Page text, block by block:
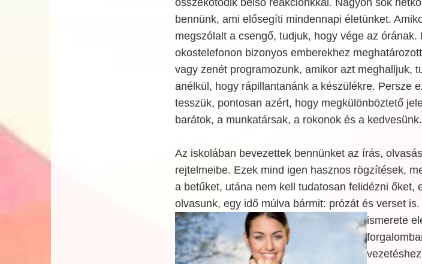
összekötődik belső reakciónkkal. Nagyon sok
bennünk, ami elősegíti mindennapi életünket.
megszólalt a csengő, tudjuk, hogy vége az órának.
okostelefonon bizonyos emberekhez
vagy zenét programozunk, amikor azt meghalljuk,
anélkül, hogy rápillantanánk a készülékre. Persze
tesszük, pontosan azért, hogy megkülönböztető
barátok, a munkatársak, a rokonok és a kedvesünk.
Az iskolában bevezettek bennünket az írás,
rejtelmeibe. Ezek mind igen hasznos rögzítések,
a betűket, utána nem kell tudatosan felidézni őket,
olvasunk, egy idő múlva bármit: prózát és verset is.
ismerete